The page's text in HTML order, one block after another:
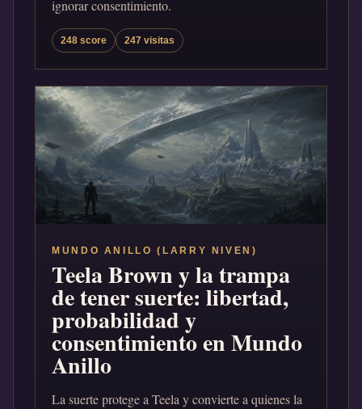
ignorar consentimiento.
248 score 247 visitas
MUNDO ANILLO (LARRY NIVEN)
Teela Brown y la trampa
de tener suerte: libertad,
probabilidad y
consentimiento en Mundo
Anillo
La suerte protege a Teela y convierte a quienes la